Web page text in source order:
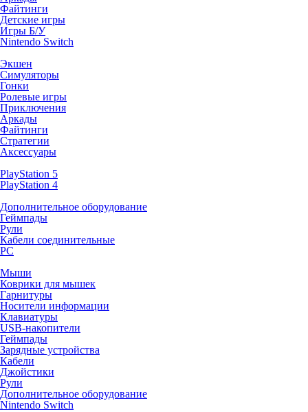
Файтинги
Детские игры
Игры Б/У
Nintendo Switch
Экшен
Симуляторы
Гонки
Ролевые игры
Приключения
Аркады
Файтинги
Стратегии
Аксессуары
PlayStation 5
PlayStation 4
Дополнительное оборудование
Геймпады
Рули
Кабели соединительные
PC
Мыши
Коврики для мышек
Гарнитуры
Носители информации
Клавиатуры
USB-накопители
Геймпады
Зарядные устройства
Кабели
Джойстики
Рули
Дополнительное оборудование
Nintendo Switch